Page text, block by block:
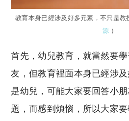
教育本身已經涉及好多元素，不只是教
源）
首先，幼兒教育，就當然要
友，但教育裡面本身已經涉
是幼兒，可能大家要回答小
題，而感到煩惱，所以大家